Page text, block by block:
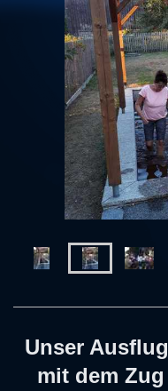
Unser
mit dem